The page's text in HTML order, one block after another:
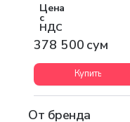
Цена
с
НДС
378 500 сум
Купить
От бренда